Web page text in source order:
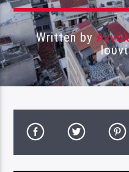
Written by